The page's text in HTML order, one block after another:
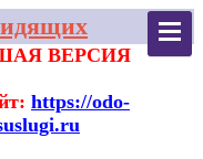
ВЕРСИЯ
https://odo-